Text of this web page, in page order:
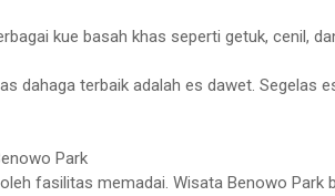
kue basah khas seperti getuk, cenil,
dahaga terbaik adalah es dawet. Segelas
Park
fasilitas memadai. Wisata Benowo Park